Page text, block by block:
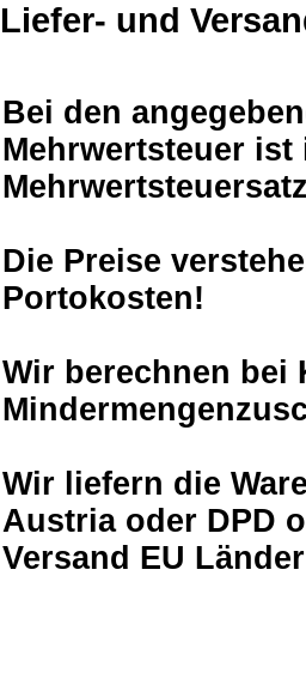
Liefer- und
Bei den
Mehrwertsteuer
Die Preise
Portokosten!
Wir berechnen bei
Wir liefern die
Austria oder DPD
Versand EU